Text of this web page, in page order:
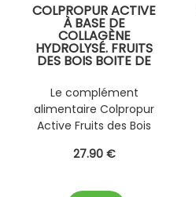
COLPROPUR ACTIVE
À BASE DE
COLLAGÈNE
HYDROLYSÉ. FRUITS
DES BOIS BOITE DE
Le complément
alimentaire Colpropur
Active Fruits des Bois
naturel à base de
27.90 €